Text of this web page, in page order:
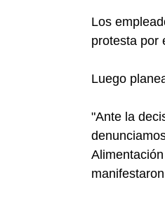
Los
protesta por
Luego
"Ante la